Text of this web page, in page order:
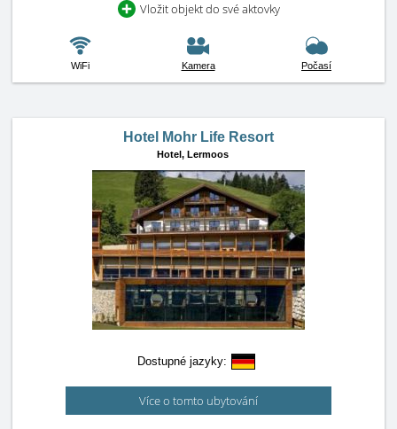
Vložit objekt do své aktovky
WiFi Kamera Počasí
Hotel Mohr Life Resort
Hotel, Lermoos
Dostupné jazyky:
Více o tomto ubytování